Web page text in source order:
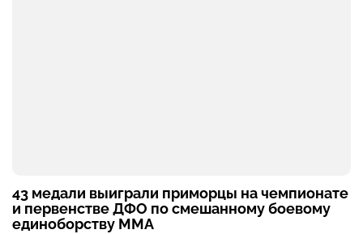
43 медали выиграли приморцы на чемпионате
и первенстве ДФО по смешанному боевому
единоборству ММА